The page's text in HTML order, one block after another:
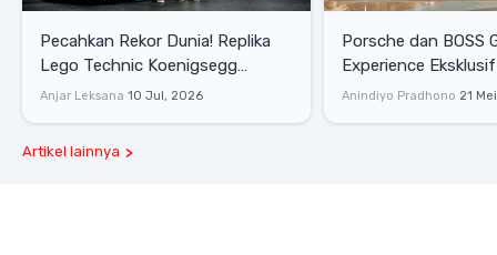
Pecahkan Rekor Dunia! Replika
Lego Technic Koenigsegg
Sadair's Spear Ukuran Asli Sukses
Anjar Leksana 10 Jul, 2026
Porsche dan BOSS
Experience
Senayan, Hadirkan
Anindiyo Pradhono 21
Artikel lainnya